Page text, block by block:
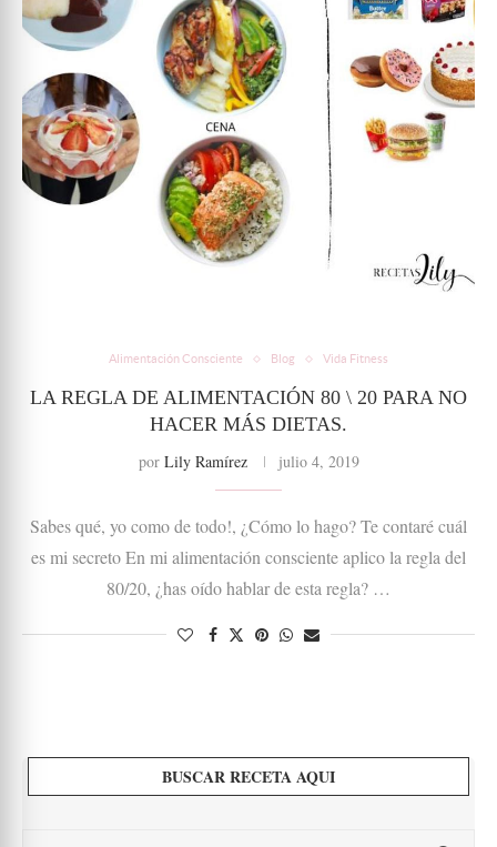
Alimentación Consciente Blog Vida Fitness
LA REGLA DE ALIMENTACIÓN 80 \ 20 PARA NO
HACER MÁS DIETAS.
por Lily Ramírez julio 4, 2019
Sabes qué, yo como de todo!, ¿Cómo lo hago? Te contaré cuál
es mi secreto En mi alimentación consciente aplico la regla del
80/20, ¿has oído hablar de esta regla? …
BUSCAR RECETA AQUI